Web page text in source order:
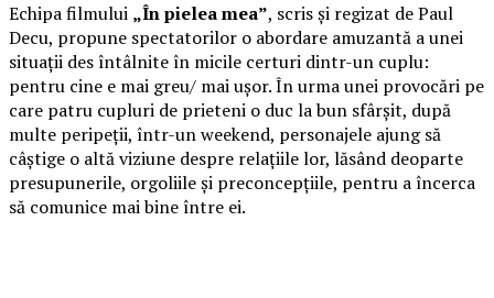
Echipa filmului „În pielea mea”, scris și regizat de Paul
Decu, propune spectatorilor o abordare amuzantă a unei
situații des întâlnite în micile certuri dintr-un cuplu:
pentru cine e mai greu/ mai ușor. În urma unei provocări pe
care patru cupluri de prieteni o duc la bun sfârșit, după
multe peripeții, într-un weekend, personajele ajung să
câștige o altă viziune despre relațiile lor, lăsând deoparte
presupunerile, orgoliile și preconcepțiile, pentru a încerca
să comunice mai bine între ei.